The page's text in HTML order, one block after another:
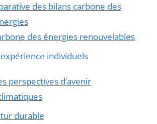
des bilans carbone des
des énergies renouvelables
individuels
perspectives d’avenir
durable